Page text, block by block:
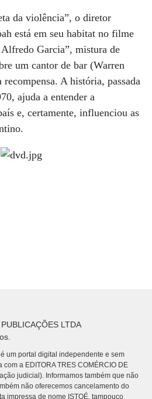
da violência”, o diretor
está em seu habitat no filme
Alfredo Garcia”, mistura de
um cantor de bar (Warren
recompensa. A história, passada
ajuda a entender a
e, certamente, influenciou as
LTDA
um portal digital independente e sem
a EDITORA TRES COMÉRCIO DE
judicial). Informamos também que não
não oferecemos cancelamento do
impressa de nome ISTOÉ, tampouco